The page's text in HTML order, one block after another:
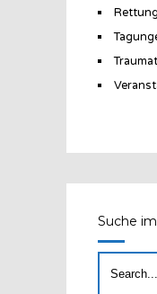
Suche